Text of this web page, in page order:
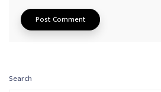
Search